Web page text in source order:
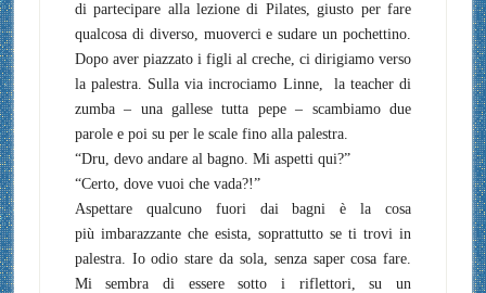
di partecipare alla lezione di Pilates, giusto per fare
qualcosa di diverso, muoverci e sudare un pochettino.
Dopo aver piazzato i figli al creche, ci dirigiamo verso
la palestra. Sulla via incrociamo Linne, la teacher di
zumba – una gallese tutta pepe – scambiamo due
parole e poi su per le scale fino alla palestra.
“Dru, devo andare al bagno. Mi aspetti qui?”
“Certo, dove vuoi che vada?!”
Aspettare qualcuno fuori dai bagni è la cosa
più imbarazzante che esista, soprattutto se ti trovi in
palestra. Io odio stare da sola, senza saper cosa fare.
Mi sembra di essere sotto i riflettori, su un